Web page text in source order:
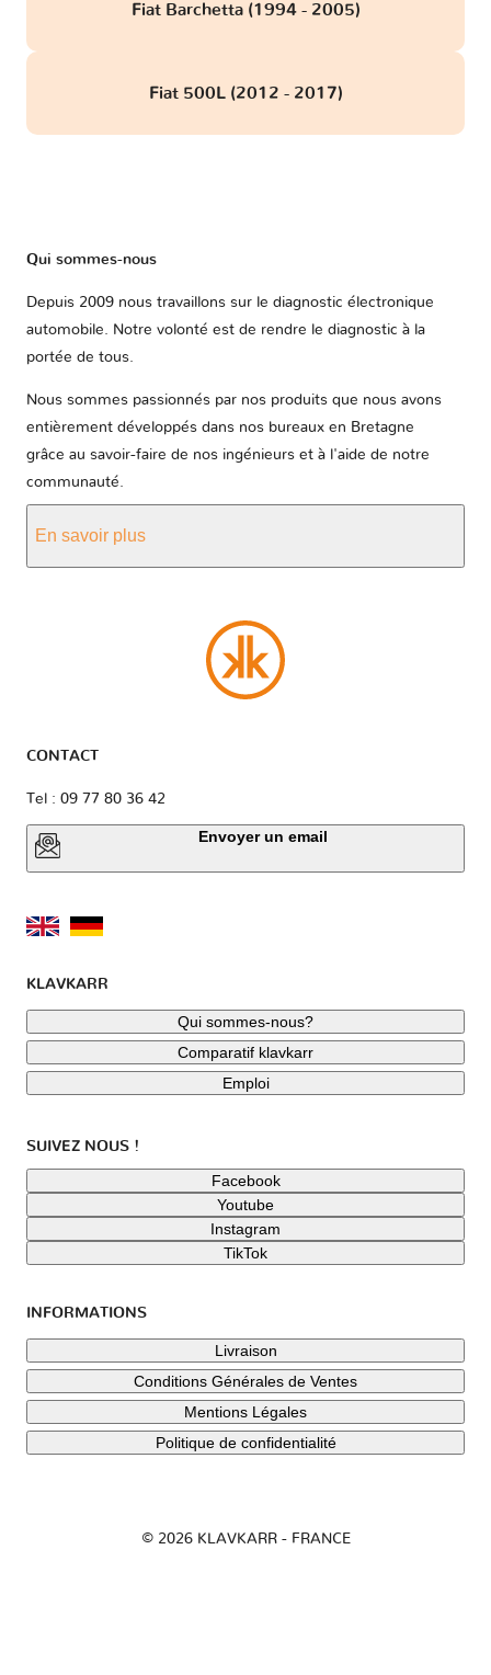
Fiat Barchetta (1994 - 2005)
Fiat 500L (2012 - 2017)
Qui sommes-nous
Depuis 2009 nous travaillons sur le diagnostic électronique
automobile. Notre volonté est de rendre le diagnostic à la
portée de tous.
Nous sommes passionnés par nos produits que nous avons
entièrement développés dans nos bureaux en Bretagne
grâce au savoir-faire de nos ingénieurs et à l'aide de notre
communauté.
En savoir plus
CONTACT
Tel : 09 77 80 36 42
Envoyer un email
KLAVKARR
Qui sommes-nous?
Comparatif klavkarr
Emploi
SUIVEZ NOUS !
Facebook
Youtube
Instagram
TikTok
INFORMATIONS
Livraison
Conditions Générales de Ventes
Mentions Légales
Politique de confidentialité
© 2026 KLAVKARR - FRANCE